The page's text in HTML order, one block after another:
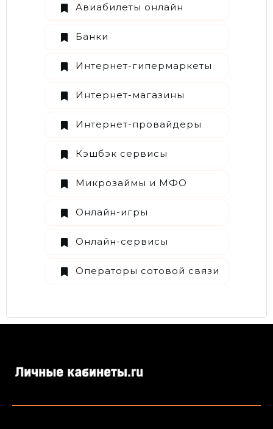
Авиабилеты онлайн
Банки
Интернет-гипермаркеты
Интернет-магазины
Интернет-провайдеры
Кэшбэк сервисы
Микрозаймы и МФО
Онлайн-игры
Онлайн-сервисы
Операторы сотовой связи